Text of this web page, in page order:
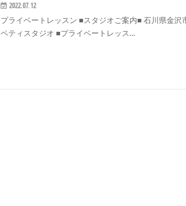
2022.07.12
プライベートレッスン ■スタジオご案内■ 石川県金
ペティスタジオ ■プライベートレッス…